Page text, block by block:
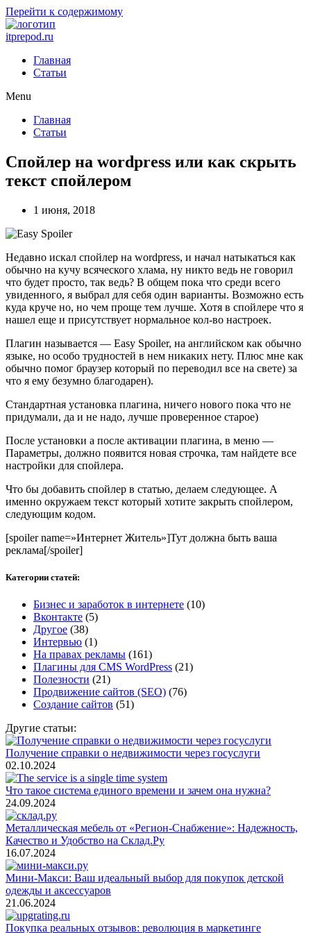
Перейти к содержимому
itprepod.ru
Главная
Статьи
Menu
Главная
Статьи
Спойлер на wordpress или как скрыть
текст спойлером
1 июня, 2018
Недавно искал спойлер на wordpress, и начал натыкаться как
обычно на кучу всяческого хлама, ну никто ведь не говорил
что будет просто, так ведь? В общем пока что среди всего
увиденного, я выбрал для себя один варианты. Возможно есть
куда круче но, но чем проще тем лучше. Хотя в спойлере что я
нашел еще и присутствует нормальное кол-во настроек.
Плагин называется — Easy Spoiler, на английском как обычно
языке, но особо трудностей в нем никаких нету. Плюс мне как
обычно помог браузер который по переводил все на свете) за
что я ему безумно благодарен).
Стандартная установка плагина, ничего нового пока что не
придумали, да и не надо, лучше проверенное старое)
После установки а после активации плагина, в меню —
Параметры, должно появится новая строчка, там найдете все
настройки для спойлера.
Что бы добавить спойлер в статью, делаем следующее. А
именно окружаем текст который хотите закрыть спойлером,
следующим кодом.
[spoiler name=»Интернет Житель»]Тут должна быть ваша
реклама[/spoiler]
Категории статей:
Бизнес и заработок в интернете (10)
Вконтакте (5)
Другое (38)
Интервью (1)
На правах рекламы (161)
Плагины для CMS WordPress (21)
Полезности (21)
Продвижение сайтов (SEO) (76)
Создание сайтов (51)
Другие статьи:
Получение справки о недвижимости через госуслуги
02.10.2024
Что такое система единого времени и зачем она нужна?
24.09.2024
Металлическая мебель от «Регион-Снабжение»: Надежность,
Качество и Удобство на Склад.Ру
16.07.2024
Мини-Макси: Ваш идеальный выбор для покупок детской
одежды и аксессуаров
21.06.2024
Покупка реальных отзывов: революция в маркетинге